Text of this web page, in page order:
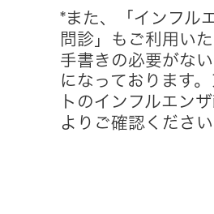
*また、「インフル
問診」もご利用いた
手書きの必要がない
になっております。
トのインフルエン
よりご確認ください